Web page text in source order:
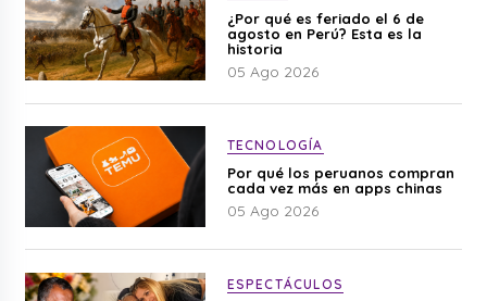
¿Por qué es feriado el 6 de
agosto en Perú? Esta es la
historia
05 Ago 2026
TECNOLOGÍA
Por qué los peruanos compran
cada vez más en apps chinas
05 Ago 2026
ESPECTÁCULOS